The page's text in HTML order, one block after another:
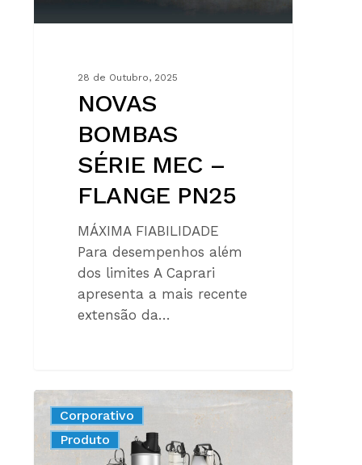
28 de Outubro, 2025
NOVAS
BOMBAS
SÉRIE MEC –
FLANGE PN25
MÁXIMA FIABILIDADE
Para desempenhos além
dos limites A Caprari
apresenta a mais recente
extensão da…
RANGE
OF
Corporativo
New
Produto